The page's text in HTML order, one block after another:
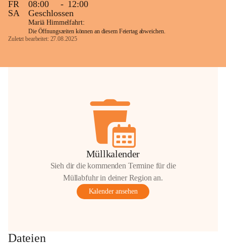
Bevölkerung um Verständnis.
Glück Auf!
GmbH
anrainer-service@omv.com
Bei Fragen, Anliegen oder Beschwerden.
Wartungsarbeiten
FR
08:00 - 12:00
SA
Geschlossen
Mariä Himmelfahrt:
Die Öffnungszeiten können an diesem Feiertag abweichen.
Zuletzt bearbeitet: 27.08.2025
Müllkalender
Sieh dir die kommenden Termine für die
Müllabfuhr in deiner Region an.
Kalender ansehen
Dateien